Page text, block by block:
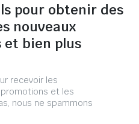
pour obtenir des
nouveaux
et bien plus
recevoir les
et les
nous ne spammons